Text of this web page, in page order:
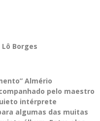
Borges
Almério
pelo maestro
intérprete
algumas das muitas